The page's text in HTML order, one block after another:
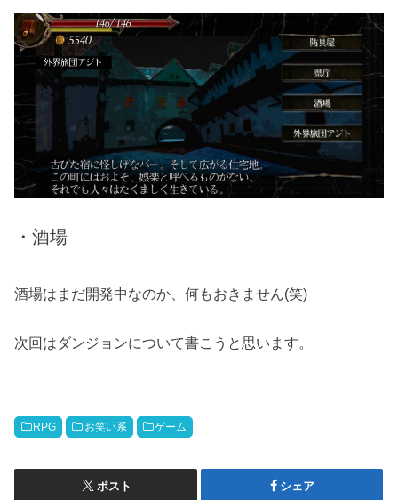
・酒場
酒場はまだ開発中なのか、何もおきません(笑)
次回はダンジョンについて書こうと思います。
RPG お笑い系 ゲーム
ポスト シェア